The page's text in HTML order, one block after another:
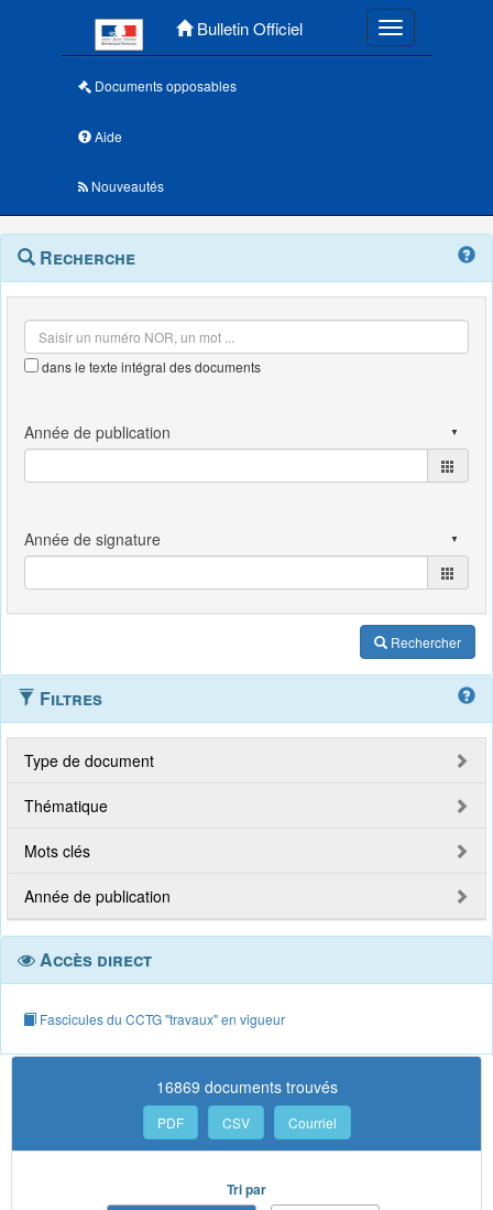
Bulletin Officiel Toggle
Documents opposables
Aide
Nouveautés
Navigation
outils
Menu
contextuel
Recherche
dans le texte intégral des documents
Rechercher
Filtres
Type de document
Thématique
Mots clés
Année de publication
Accès direct
Fascicules du CCTG "travaux" en vigueur
16869 documents trouvés
PDF CSV Courriel
Tri par